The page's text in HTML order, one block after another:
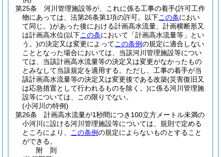
第25条
河川管理施設等が、これに係る工事の着手(許可工作
物にあっては、法第26条第1項の許可。以下この条におい
て同じ。)があった後における計画高水流量、計画横断形又
は計画高水位(以下この条において「計画高水流量等」とい
う。)の決定又は変更によってこの条例の規定に適合しない
こととなった場合においては、当該河川管理施設等につい
ては、当該計画高水流量等の決定又は変更がなかったもの
とみなして当該規定を適用する。 ただし、工事の着手が当
該計画高水流量等の決定又は変更後である改築(災害復旧又
は応急措置として行われるものを除く。)に係る河川管理施
設等については、この限りでない。
(小河川の特例)
第26条
計画高水流量が1秒間につき100立方メートル未満の
小河川に設ける河川管理施設等については、規則で定める
ところにより、
この条例の規定によらないものとすること
ができる。
附 則